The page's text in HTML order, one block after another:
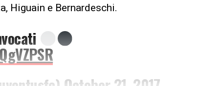
Higuain e Bernardeschi.